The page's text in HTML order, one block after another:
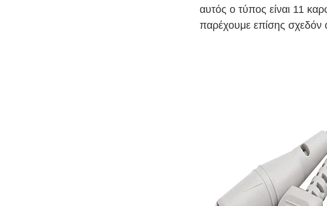
αυτός ο τύπος είναι 11
παρέχουμε επίσης σχεδόν